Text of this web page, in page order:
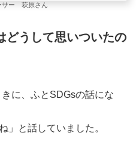
サー 萩原さん
どうして思いついたの
に、ふとSDGsの話にな
」と話していました。